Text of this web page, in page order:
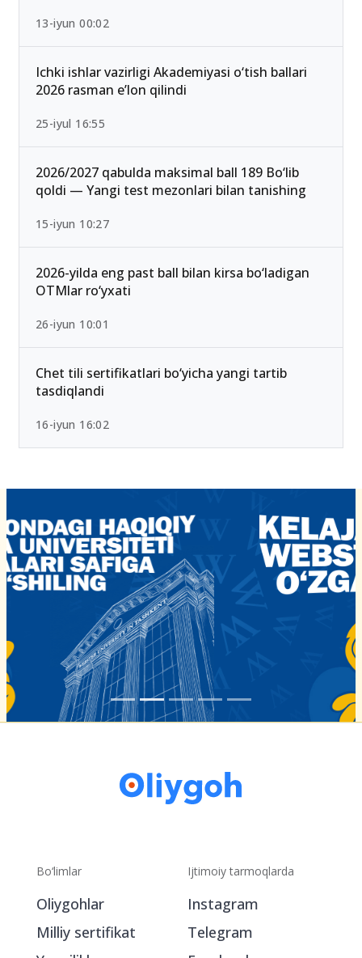
13-iyun 00:02
Ichki ishlar vazirligi Akademiyasi o‘tish ballari
2026 rasman e’lon qilindi
25-iyul 16:55
2026/2027 qabulda maksimal ball 189 Bo‘lib
qoldi — Yangi test mezonlari bilan tanishing
15-iyun 10:27
2026-yilda eng past ball bilan kirsa bo‘ladigan
OTMlar ro‘yxati
26-iyun 10:01
Chet tili sertifikatlari bo‘yicha yangi tartib
tasdiqlandi
16-iyun 16:02
Bo‘limlar
Oliygohlar
Milliy sertifikat
Ijtimoiy tarmoqlarda
Instagram
Telegram